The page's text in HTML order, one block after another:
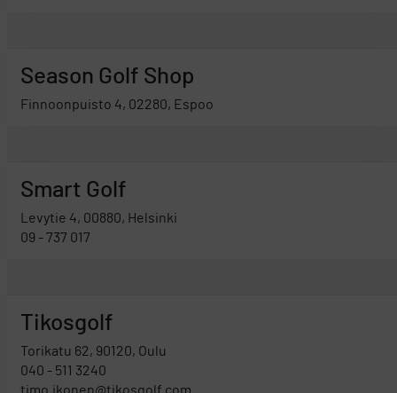
Season Golf Shop
Finnoonpuisto 4, 02280, Espoo
Smart Golf
Levytie 4, 00880, Helsinki
09 - 737 017
Tikosgolf
Torikatu 62, 90120, Oulu
040 - 511 3240